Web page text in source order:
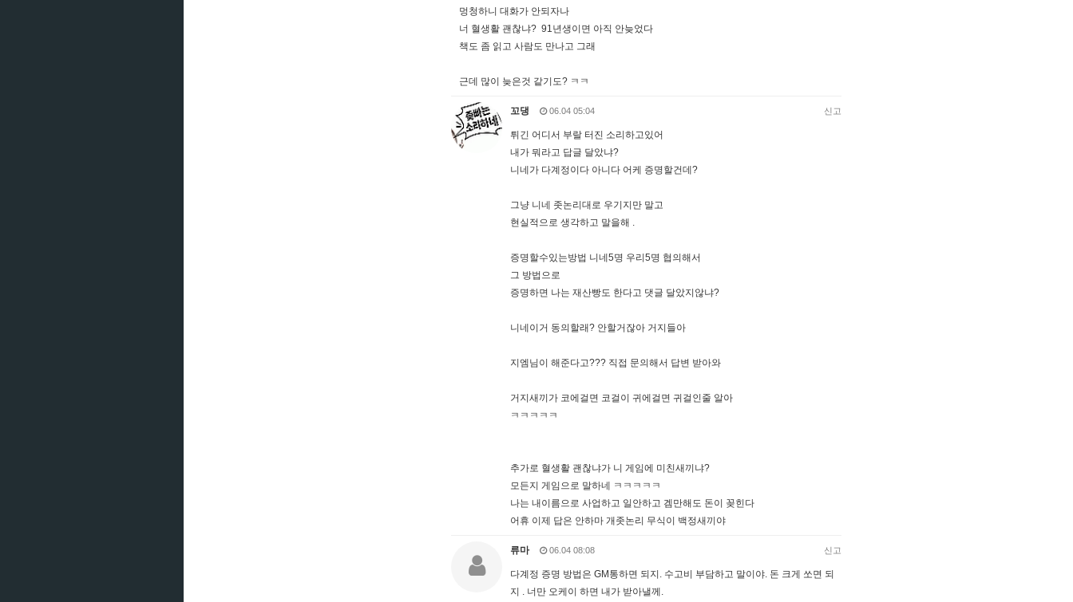
멍청하니 대화가 안되자나
너 혈생활 괜찮냐? 91년생이면 아직 안늦었다
책도 좀 읽고 사람도 만나고 그래
근데 많이 늦은것 같기도? ㅋㅋ
꼬댕 06.04 05:04 신고
튀긴 어디서 부랄 터진 소리하고있어
내가 뭐라고 답글 달았냐?
니네가 다계정이다 아니다 어케 증명할건데?
그냥 니네 좃논리대로 우기지만 말고
현실적으로 생각하고 말을해 .
증명할수있는방법 니네5명 우리5명 협의해서
그 방법으로
증명하면 나는 재산빵도 한다고 댓글 달았지않냐?
니네이거 동의할래? 안할거잖아 거지들아
지엠님이 해준다고??? 직접 문의해서 답변 받아와
거지새끼가 코에걸면 코걸이 귀에걸면 귀걸인줄 알아
ㅋㅋㅋㅋㅋ
추가로 혈생활 괜찮냐가 니 게임에 미친새끼냐?
모든지 게임으로 말하네 ㅋㅋㅋㅋㅋ
나는 내이름으로 사업하고 일안하고 겜만해도 돈이 꽂힌다
어휴 이제 답은 안하마 개좃논리 무식이 백정새끼야
류마 06.04 08:08 신고
다계정 증명 방법은 GM통하면 되지. 수고비 부담하고 말이야. 돈 크게 쏘면 되
지 . 너만 오케이 하면 내가 받아낼께.